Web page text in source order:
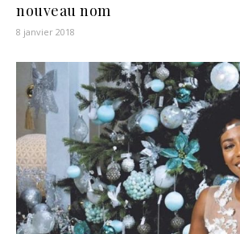
nouveau nom
8 janvier 2018